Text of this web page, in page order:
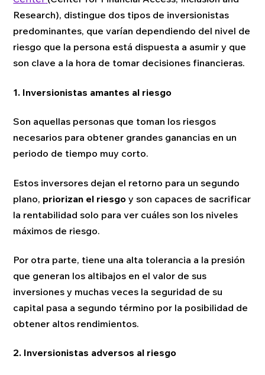
Research), distingue dos tipos de inversionistas
predominantes, que varían dependiendo del nivel de
riesgo que la persona está dispuesta a asumir y que
son clave a la hora de tomar decisiones financieras.
1. Inversionistas amantes al riesgo
Son aquellas personas que toman los riesgos
necesarios para obtener grandes ganancias en un
periodo de tiempo muy corto.
Estos inversores dejan el retorno para un segundo
plano, priorizan el riesgo y son capaces de sacrificar
la rentabilidad solo para ver cuáles son los niveles
máximos de riesgo.
Por otra parte, tiene una alta tolerancia a la presión
que generan los altibajos en el valor de sus
inversiones y muchas veces la seguridad de su
capital pasa a segundo término por la posibilidad de
obtener altos rendimientos.
2. Inversionistas adversos al riesgo